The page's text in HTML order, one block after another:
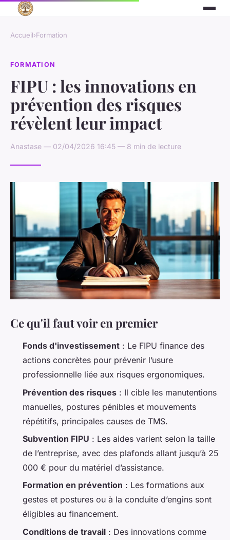
Accueil›Formation
FORMATION
FIPU : les innovations en
prévention des risques
révèlent leur impact
Anastase — 02/04/2026 16:45 — 8 min de lecture
Ce qu'il faut voir en premier
Fonds d'investissement : Le FIPU finance des
actions concrètes pour prévenir l’usure
professionnelle liée aux risques ergonomiques.
Prévention des risques : Il cible les manutentions
manuelles, postures pénibles et mouvements
répétitifs, principales causes de TMS.
Subvention FIPU : Les aides varient selon la taille
de l’entreprise, avec des plafonds allant jusqu’à 25
000 € pour du matériel d’assistance.
Formation en prévention : Les formations aux
gestes et postures ou à la conduite d’engins sont
éligibles au financement.
Conditions de travail : Des innovations comme